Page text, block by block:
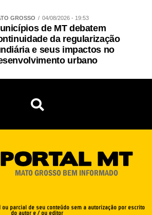
GROSSO 04/08/2026 - 19:53
de MT debatem
da regularização
e seus impactos no
urbano
ou parcial de seu conteúdo sem a autorização por escrito
do autor e / ou editor